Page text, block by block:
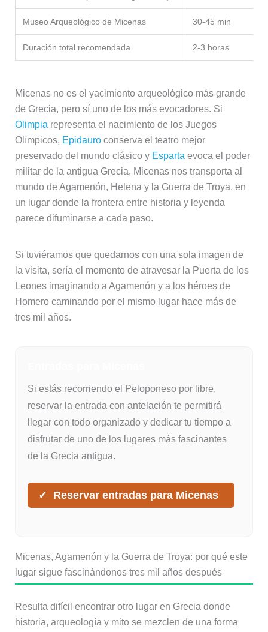
Museo Arqueológico de Micenas 30-45 min
Duración total recomendada 2-3 horas
Micenas no es el yacimiento arqueológico más grande
de Grecia, pero sí uno de los más evocadores. Si
Olimpia representa el nacimiento de los Juegos
Olímpicos, Epidauroconserva el teatro mejor
preservado del mundo clásico y Esparta evoca el poder
militar de la antigua Grecia, Micenas nos transporta al
mundo de Agamenón, Helena y la Guerra de Troya, en
un lugar donde la frontera entre historia y leyenda
parece difuminarse a cada paso.
Si tuviéramos que quedarnos con una sola imagen de
la visita, sería el momento de atravesar la Puerta de los
Leones imaginando a Agamenón y a los héroes de
Homero caminando por el mismo lugar hace más de
tres mil años.
Si estás recorriendo el Peloponeso por libre,
reservar la entrada con antelación te permitirá
llegar con todo organizado y dedicar tu tiempo a
disfrutar de uno de los lugares más fascinantes
de la Grecia antigua.
Reservar entradas para Micenas
Micenas, Agamenón y la Guerra de Troya: por qué este
lugar sigue fascinándonos tres mil años después
Resulta difícil encontrar otro lugar en Grecia donde
historia, arqueología y mito se mezclen de una forma